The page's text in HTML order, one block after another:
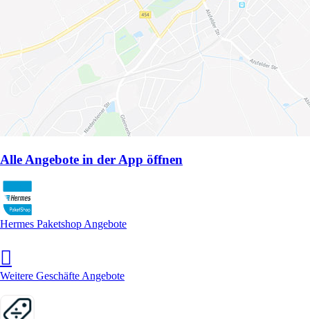
Alle Angebote in der App öffnen
Hermes Paketshop Angebote
Weitere Geschäfte Angebote